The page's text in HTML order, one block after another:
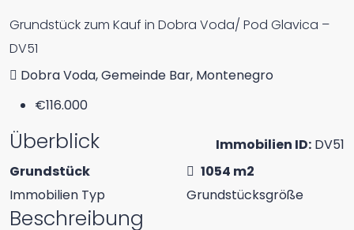
Grundstück zum Kauf in Dobra Voda/ Pod Glavica –
DV51
Dobra Voda, Gemeinde Bar, Montenegro
€116.000
Überblick Immobilien ID: DV51
Grundstück
Immobilien Typ
1054 m2
Grundstücksgröße
Beschreibung